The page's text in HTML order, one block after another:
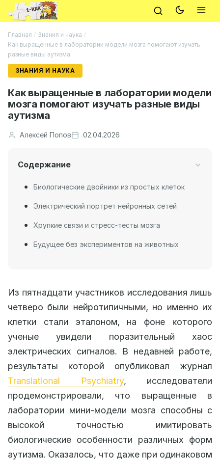
Главная / Знания и наука /
Как выращенные в лаборатории модели мозга помогают изучать
разные виды аутизма
ЗНАНИЯ И НАУКА
Как выращенные в лаборатории модели
мозга помогают изучать разные виды
аутизма
Алексей Попов 02.04.2026
Содержание
Биологические двойники из простых клеток
Электрический портрет нейронных сетей
Хрупкие связи и стресс-тесты мозга
Будущее без экспериментов на животных
Из пятнадцати участников исследования лишь
четверо были нейротипичными, но именно их
клетки стали эталоном, на фоне которого
ученые увидели поразительный хаос
электрических сигналов. В недавней работе,
результаты которой опубликовал журнал
Translational Psychiatry, исследователи
продемонстрировали, что выращенные в
лаборатории мини-модели мозга способны с
высокой точностью имитировать
биологические особенности различных форм
аутизма. Оказалось, что даже при одинаковом